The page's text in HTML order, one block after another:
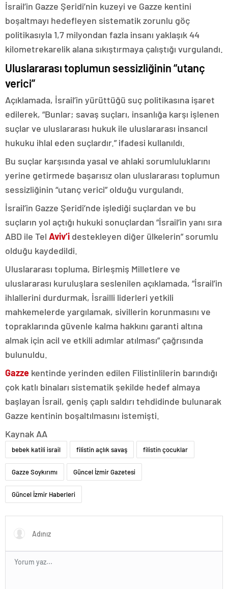
İsrail’in Gazze Şeridi’nin kuzeyi ve Gazze kentini
boşaltmayı hedefleyen sistematik zorunlu göç
politikasıyla 1,7 milyondan fazla insanı yaklaşık 44
kilometrekarelik alana sıkıştırmaya çalıştığı vurgulandı.
Uluslararası toplumun sessizliğinin “utanç
verici”
Açıklamada, İsrail’in yürüttüğü suç politikasına işaret
edilerek, “Bunlar; savaş suçları, insanlığa karşı işlenen
suçlar ve uluslararası hukuk ile uluslararası insancıl
hukuku ihlal eden suçlardır.” ifadesi kullanıldı.
Bu suçlar karşısında yasal ve ahlaki sorumluluklarını
yerine getirmede başarısız olan uluslararası toplumun
sessizliğinin “utanç verici” olduğu vurgulandı.
İsrail’in Gazze Şeridi’nde işlediği suçlardan ve bu
suçların yol açtığı hukuki sonuçlardan “İsrail’in yanı sıra
ABD ile Tel Aviv’i destekleyen diğer ülkelerin” sorumlu
olduğu kaydedildi.
Uluslararası topluma, Birleşmiş Milletlere ve
uluslararası kuruluşlara seslenilen açıklamada, “İsrail’in
ihlallerini durdurmak, İsrailli liderleri yetkili
mahkemelerde yargılamak, sivillerin korunmasını ve
topraklarında güvenle kalma hakkını garanti altına
almak için acil ve etkili adımlar atılması” çağrısında
bulunuldu.
Gazze kentinde yerinden edilen Filistinlilerin barındığı
çok katlı binaları sistematik şekilde hedef almaya
başlayan İsrail, geniş çaplı saldırı tehdidinde bulunarak
Gazze kentinin boşaltılmasını istemişti.
Kaynak AA
bebek katili israil filistin açlık savaş filistin çocuklar
Gazze Soykırımı Güncel İzmir Gazetesi
Güncel İzmir Haberleri